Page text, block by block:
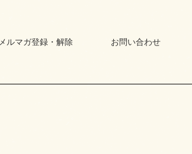
メルマガ登録・解除 お問い合わせ